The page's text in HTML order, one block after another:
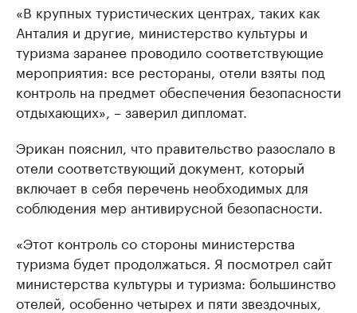
«В крупных туристических центрах, таких как
Анталия и другие, министерство культуры и
туризма заранее проводило соответствующие
мероприятия: все рестораны, отели взяты под
контроль на предмет обеспечения безопасности
отдыхающих», – заверил дипломат.
Эрикан пояснил, что правительство разослало в
отели соответствующий документ, который
включает в себя перечень необходимых для
соблюдения мер антивирусной безопасности.
«Этот контроль со стороны министерства
туризма будет продолжаться. Я посмотрел сайт
министерства культуры и туризма: большинство
отелей, особенно четырех и пяти звездочных,